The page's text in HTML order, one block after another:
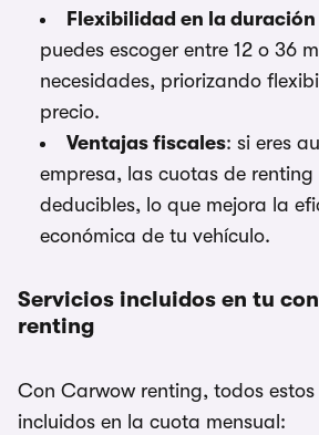
Flexibilidad en la
puedes escoger entre 12 o 36
necesidades, priorizando
precio.
Ventajas fiscales: si eres
empresa, las cuotas de renting
deducibles, lo que mejora la
económica de tu vehículo.
Servicios incluidos en tu
renting
Con Carwow renting, todos estos
incluidos en la cuota mensual: